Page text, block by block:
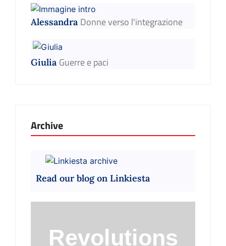
Alessandra Donne verso l'integrazione
Giulia Guerre e paci
Archive
Read our blog on Linkiesta
Revolutions